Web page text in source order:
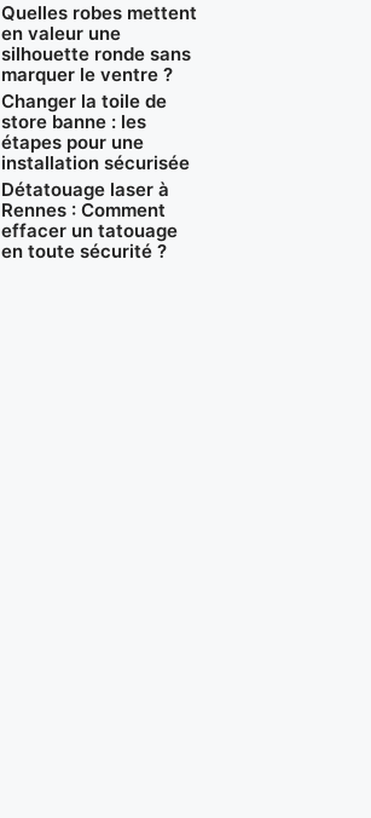
Quelles robes mettent
en valeur une
silhouette ronde sans
marquer le ventre ?
Changer la toile de
store banne : les
étapes pour une
installation sécurisée
Détatouage laser à
Rennes : Comment
effacer un tatouage
en toute sécurité ?